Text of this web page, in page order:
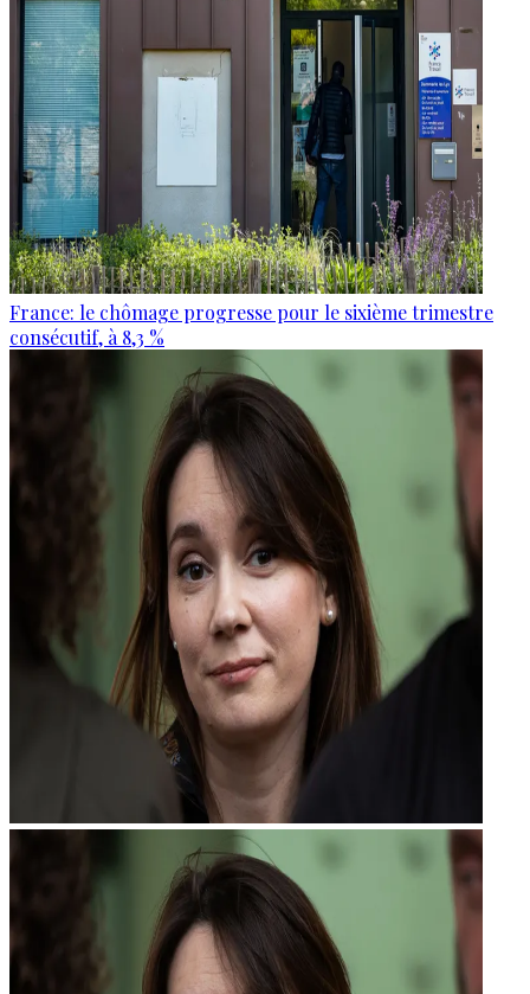
France: le chômage progresse pour le sixième trimestre
consécutif, à 8,3 %